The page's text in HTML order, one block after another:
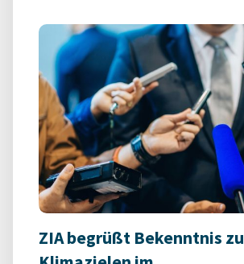
ZIA begrüßt Bekenntnis zu